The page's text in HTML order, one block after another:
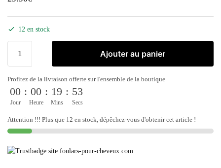
12 en stock
Ajouter au panier
Profitez de la livraison offerte sur l'ensemble de la boutique
00
Jour
: 00
Heure
: 19
Mins
: 53
Secs
Attention !!! Plus que 12 en stock, dépêchez-vous d'obtenir cet article !